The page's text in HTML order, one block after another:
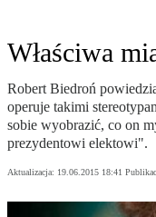
Właściwa
Robert Biedroń
operuje takimi
sobie wyobrazić, co on
prezydentowi elektowi".
Aktualizacja: 19.06.2015 18:41